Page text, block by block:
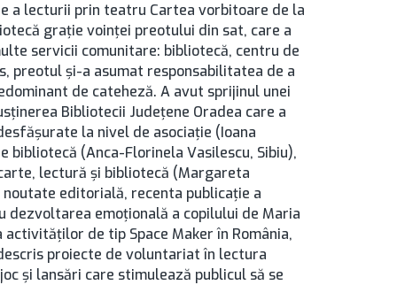
a lecturii prin teatru Cartea vorbitoare de la
grație voinței preotului din sat, care a
servicii comunitare: bibliotecă, centru de
preotul și-a asumat responsabilitatea de a
de cateheză. A avut sprijinul unei
Bibliotecii Județene Oradea care a
la nivel de asociație (Ioana
bibliotecă (Anca-Florinela Vasilescu, Sibiu),
lectură și bibliotecă (Margareta
editorială, recenta publicație a
emoțională a copilului de Maria
de tip Space Maker în România,
proiecte de voluntariat în lectura
și lansări care stimulează publicul să se